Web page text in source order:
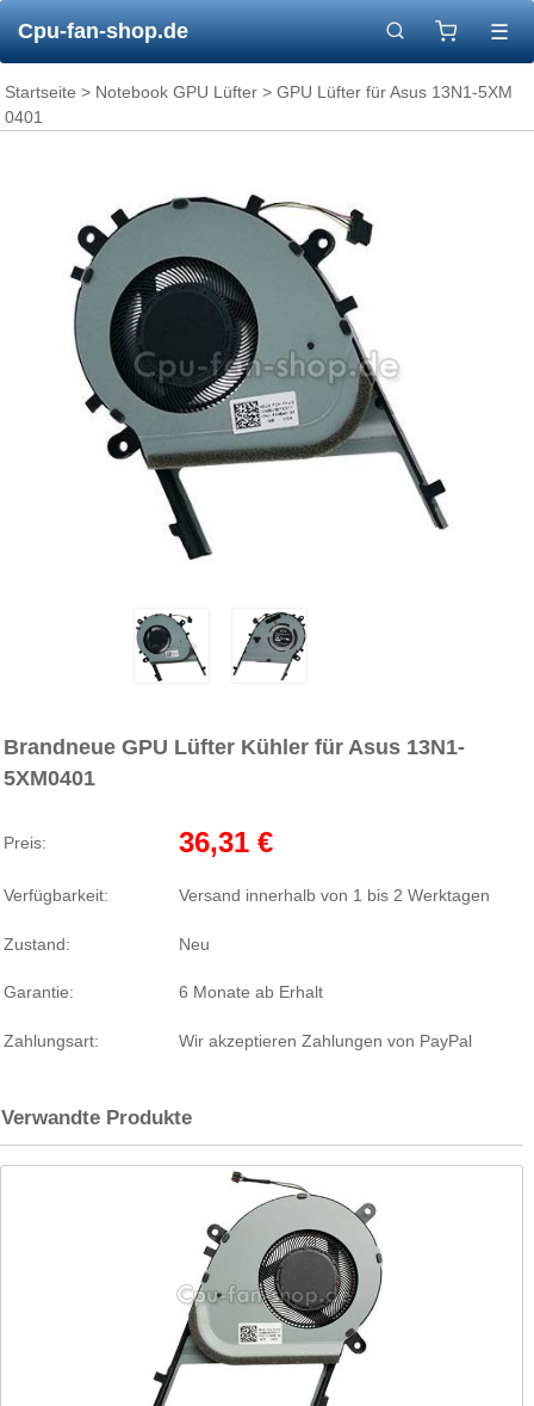
Cpu-fan-shop.de ☰
Startseite > Notebook GPU Lüfter > GPU Lüfter für Asus 13N1-5XM
0401
Brandneue GPU Lüfter Kühler für Asus 13N1-
5XM0401
Preis: 36,31 €
Verfügbarkeit: Versand innerhalb von 1 bis 2 Werktagen
Zustand: Neu
Garantie: 6 Monate ab Erhalt
Zahlungsart: Wir akzeptieren Zahlungen von PayPal
Verwandte Produkte